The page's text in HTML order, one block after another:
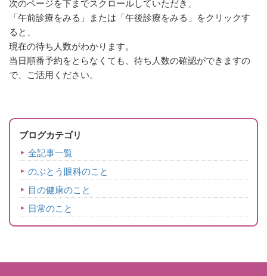
次のページを下までスクロールしていただき、
「午前診療をみる」または「午後診療をみる」をクリックす
ると、
現在の待ち人数がわかります。
当日順番予約をとらなくても、待ち人数の確認ができますの
で、ご活用ください。
ブログカテゴリ
全記事一覧
のぶとう眼科のこと
目の健康のこと
日常のこと